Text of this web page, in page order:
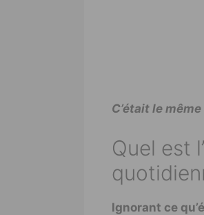
C’était le
Quel est
Ignorant ce